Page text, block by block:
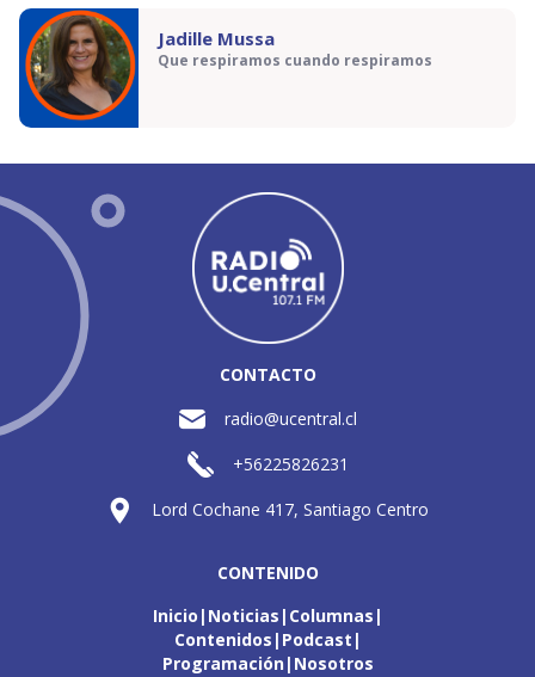
Jadille Mussa
Que respiramos cuando respiramos
CONTACTO
radio@ucentral.cl
+56225826231
Lord Cochane 417, Santiago Centro
CONTENIDO
Inicio Noticias Columnas
Contenidos Podcast
Programación Nosotros